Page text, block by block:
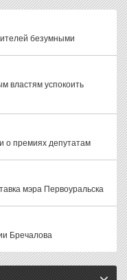
безумными
властям успокоить
о премиях депутатам
мэра Первоуральска
Бречалова